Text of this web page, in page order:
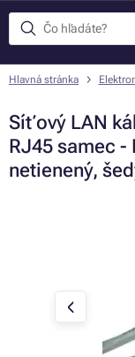
Hlavná stránka
Síťový LAN
RJ45 samec -
netienený,